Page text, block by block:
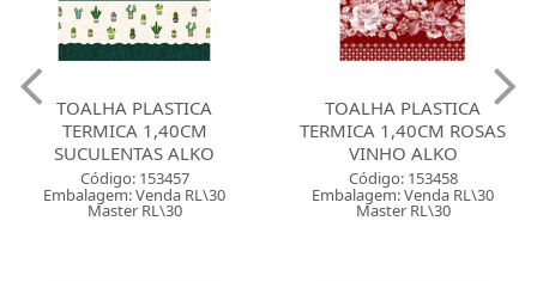
TOALHA PLASTICA
TERMICA 1,40CM
SUCULENTAS ALKO
Código: 153457
Embalagem: Venda RL\30
Master RL\30
TOALHA PLASTICA
TERMICA 1,40CM ROSAS
VINHO ALKO
Código: 153458
Embalagem: Venda RL\30
Master RL\30